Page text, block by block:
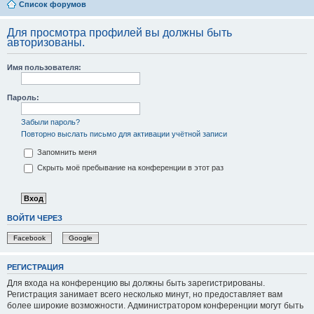
Список форумов
Для просмотра профилей вы должны быть
авторизованы.
Имя пользователя:
Пароль:
Забыли пароль?
Повторно выслать письмо для активации учётной записи
Запомнить меня
Скрыть моё пребывание на конференции в этот раз
ВОЙТИ ЧЕРЕЗ
Facebook Google
РЕГИСТРАЦИЯ
Для входа на конференцию вы должны быть зарегистрированы.
Регистрация занимает всего несколько минут, но предоставляет вам
более широкие возможности. Администратором конференции могут быть